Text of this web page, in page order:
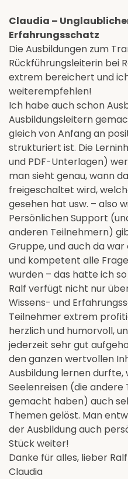
Claudia –
Erfahrungsschatz
Die Ausbildungen zum
Rückführungsleiterin bei
extrem bereichert und
weiterempfehlen!
Ich habe auch schon
Ausbildungsleitern
gleich von Anfang an
strukturiert ist. Die
und PDF-Unterlagen)
man sieht genau, wann
freigeschaltet wird,
gesehen hat usw. – also
Persönlichen Support
anderen Teilnehmern)
Gruppe, und auch da
und kompetent alle
wurden – das hatte ich
Ralf verfügt nicht nur
Wissens- und
Teilnehmer extrem
herzlich und humorvoll,
jederzeit sehr gut
den ganzen wertvollen
Ausbildung lernen
Seelenreisen (die
gemacht haben) auch
Themen gelöst. Man
der Ausbildung auch
Stück weiter!
Danke für alles, lieber
Claudia